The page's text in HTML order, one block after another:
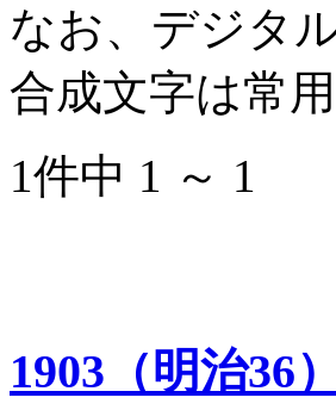
なお、デジタ
合成文字は常
1件中 1 ～ 1
1903（明治36